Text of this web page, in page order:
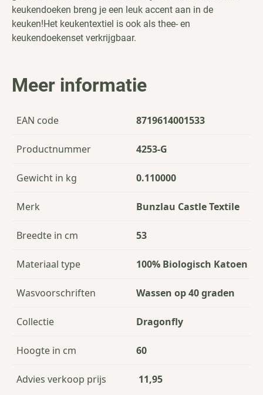
keukendoeken breng je een leuk accent aan in de
keuken!Het keukentextiel is ook als thee- en
keukendoekenset verkrijgbaar.
Meer informatie
EAN code 8719614001533
Productnummer 4253-G
Gewicht in kg 0.110000
Merk Bunzlau Castle Textile
Breedte in cm 53
Materiaal type 100% Biologisch Katoen
Wasvoorschriften Wassen op 40 graden
Collectie Dragonfly
Hoogte in cm 60
Advies verkoop prijs 11,95